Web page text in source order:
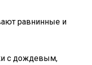
равнинные и
с дождевым,